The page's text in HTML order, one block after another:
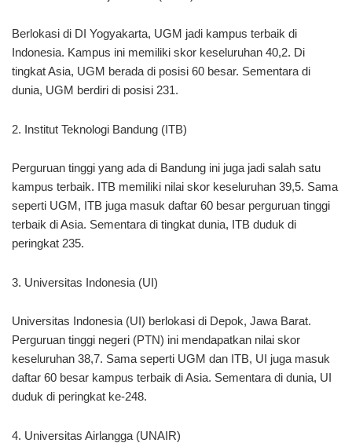
Berlokasi di DI Yogyakarta, UGM jadi kampus terbaik di
Indonesia. Kampus ini memiliki skor keseluruhan 40,2. Di
tingkat Asia, UGM berada di posisi 60 besar. Sementara di
dunia, UGM berdiri di posisi 231.
2. Institut Teknologi Bandung (ITB)
Perguruan tinggi yang ada di Bandung ini juga jadi salah satu
kampus terbaik. ITB memiliki nilai skor keseluruhan 39,5. Sama
seperti UGM, ITB juga masuk daftar 60 besar perguruan tinggi
terbaik di Asia. Sementara di tingkat dunia, ITB duduk di
peringkat 235.
3. Universitas Indonesia (UI)
Universitas Indonesia (UI) berlokasi di Depok, Jawa Barat.
Perguruan tinggi negeri (PTN) ini mendapatkan nilai skor
keseluruhan 38,7. Sama seperti UGM dan ITB, UI juga masuk
daftar 60 besar kampus terbaik di Asia. Sementara di dunia, UI
duduk di peringkat ke-248.
4. Universitas Airlangga (UNAIR)